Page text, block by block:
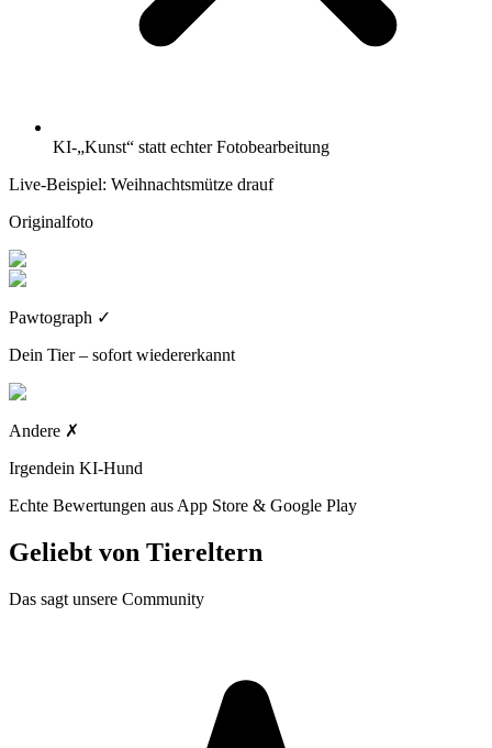
KI-„Kunst“ statt echter Fotobearbeitung
Live-Beispiel: Weihnachtsmütze drauf
Originalfoto
Pawtograph ✓
Dein Tier – sofort wiedererkannt
Andere ✗
Irgendein KI-Hund
Echte Bewertungen aus App Store & Google Play
Geliebt von Tiereltern
Das sagt unsere Community